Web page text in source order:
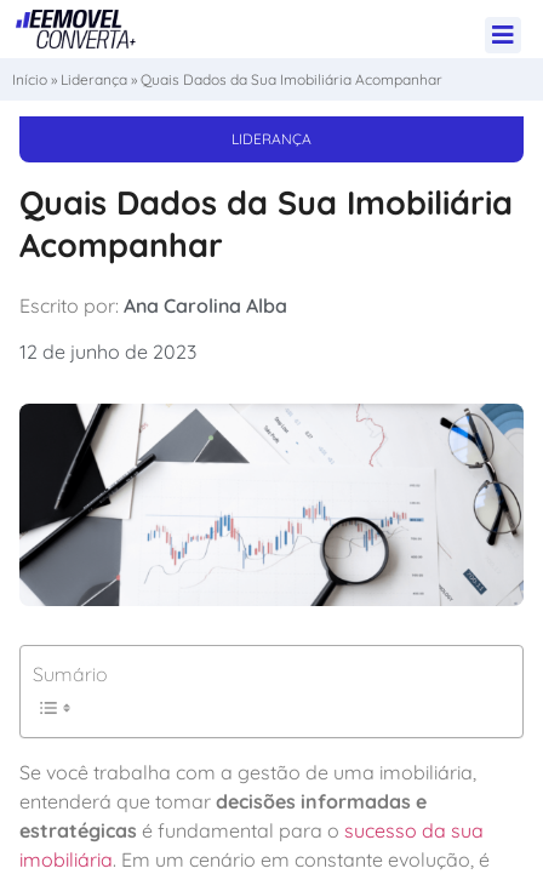
Início » Liderança » Quais Dados da Sua Imobiliária Acompanhar
LIDERANÇA
Quais Dados da Sua Imobiliária
Acompanhar
Escrito por: Ana Carolina Alba
12 de junho de 2023
Sumário
Se você trabalha com a gestão de uma imobiliária,
entenderá que tomar decisões informadas e
estratégicas é fundamental para o sucesso da sua
imobiliária. Em um cenário em constante evolução, é